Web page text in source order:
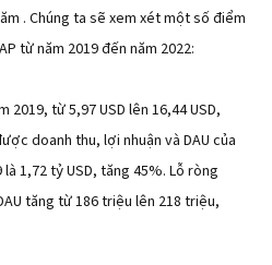
. Chúng ta sẽ xem xét một số điểm
từ năm 2019 đến năm 2022:
2019, từ 5,97 USD lên 16,44 USD,
doanh thu, lợi nhuận và DAU của
1,72 tỷ USD, tăng 45%. Lỗ ròng
tăng từ 186 triệu lên 218 triệu,